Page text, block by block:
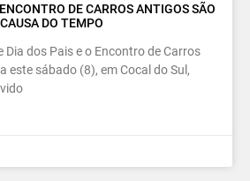
DE CARROS ANTIGOS SÃO
DO TEMPO
Dia dos Pais e o Encontro de Carros
este sábado (8), em Cocal do Sul,